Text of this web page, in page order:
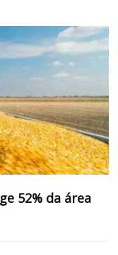
52% da área